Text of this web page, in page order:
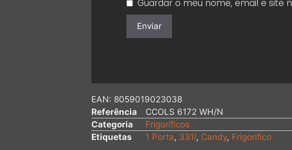
Guardar o meu nome, email e site
EAN: 8059019023038
Referência
CCOLS 6172 WH/N
Categoria
Frigoríficos
Etiquetas
1 Porta, 331l, Candy, Frigorifico